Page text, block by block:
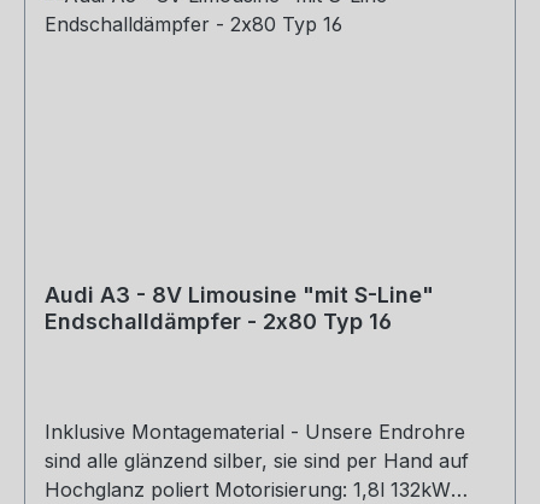
Audi A3 - 8V Limousine "mit S-Line"
Endschalldämpfer - 2x80 Typ 16
Inklusive Montagematerial - Unsere Endrohre
sind alle glänzend silber, sie sind per Hand auf
Hochglanz poliert Motorisierung: 1,8l 132kW